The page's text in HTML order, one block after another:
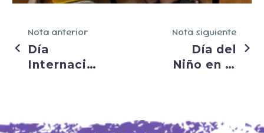
Nota anterior
Día
Internacional
Nota siguiente
Día del
Niño en la
La Raza